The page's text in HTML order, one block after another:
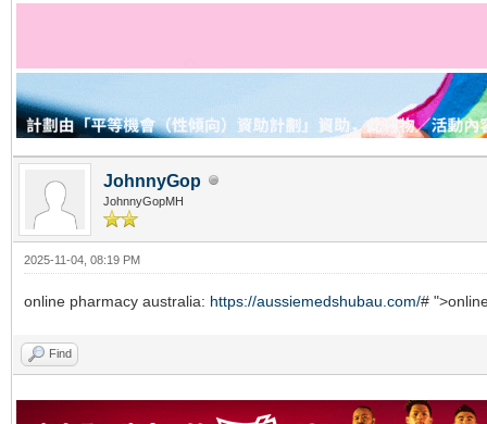
JohnnyGop
JohnnyGopMH
2025-11-04, 08:19 PM
online pharmacy australia: https://aussiemedshubau.com/#
Find